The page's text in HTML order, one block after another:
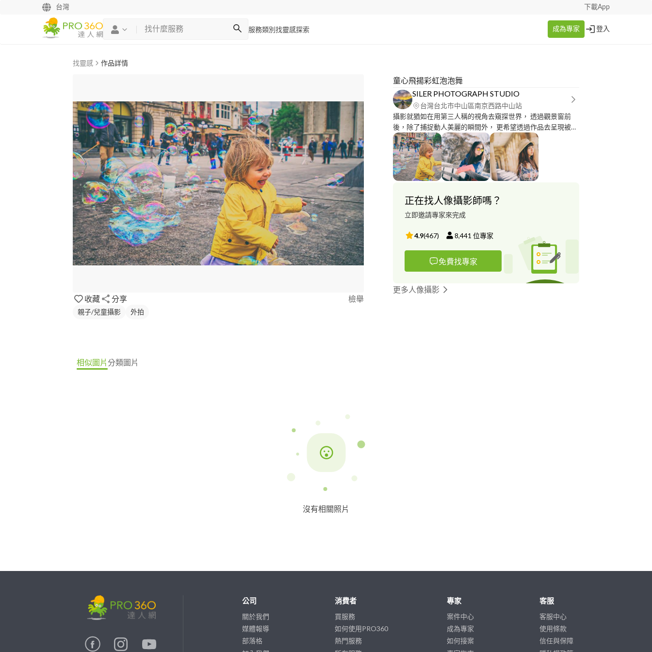
台灣 下載App
服務類別 找靈感探索 成為專家 登入
找靈感 作品詳情
收藏 分享 檢舉
親子/兒童攝影 外拍
童心飛揚彩虹泡泡舞
SILER PHOTOGRAPH STUDIO
台灣台北市中山區南京西路中山站
攝影就猶如在用第三人稱的視角去窺探世界， 透過觀景窗前
後，除了捕捉動人美麗的瞬間外， 更希望透過作品去呈現被攝
者的溫度與攝影者的深度。 ​ ​也正因如此 "珍惜且享受拍攝的當
下" 是每次快門起落時要自己做到的最基本信念， 我想也唯有
一直抱持著這樣的初衷，才能在攝影的這條路上 ​發掘與捕捉更
多美好且具溫度的一幕幕感動時刻。 ​
正在找人像攝影師嗎？
立即邀請專家來完成
4.9(467) 8,441 位專家
免費找專家
更多人像攝影
相似圖片分類圖片
沒有相關照片
公司
關於我們
媒體報導
部落格
消費者
買服務
如何使用PRO360
熱門服務
專家
案件中心
成為專家
如何接案
客服
客服中心
使用條款
信任與保障